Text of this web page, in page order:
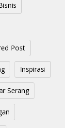
Post
Inspirasi
Serang